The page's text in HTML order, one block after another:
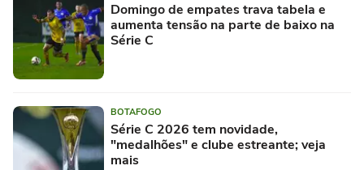
Domingo de empates trava tabela e
aumenta tensão na parte de baixo na
Série C
BOTAFOGO
Série C 2026 tem novidade,
"medalhões" e clube estreante; veja
mais